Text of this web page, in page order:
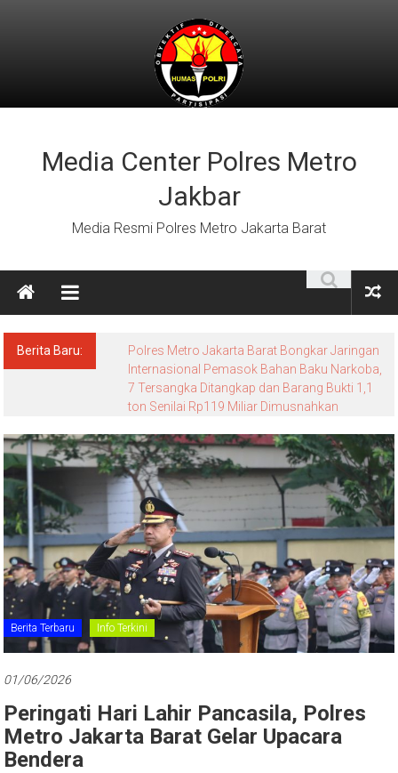
Media Center Polres Metro
Jakbar
Media Resmi Polres Metro Jakarta Barat
Berita Baru:
Polres Metro Jakarta Barat Bongkar Jaringan
Internasional Pemasok Bahan Baku Narkoba,
7 Tersangka Ditangkap dan Barang Bukti 1,1
ton Senilai Rp119 Miliar Dimusnahkan
Berita Terbaru Info Terkini
01/06/2026
Peringati Hari Lahir Pancasila, Polres
Metro Jakarta Barat Gelar Upacara
Bendera